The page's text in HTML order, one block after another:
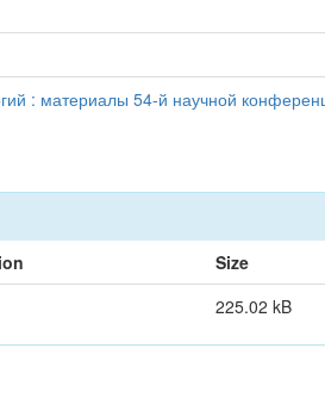
: материалы 54-й научной
Size
225.02 kB